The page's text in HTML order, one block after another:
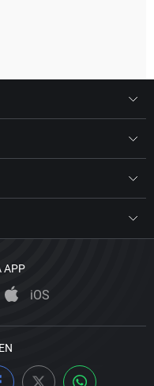
APP
iOS